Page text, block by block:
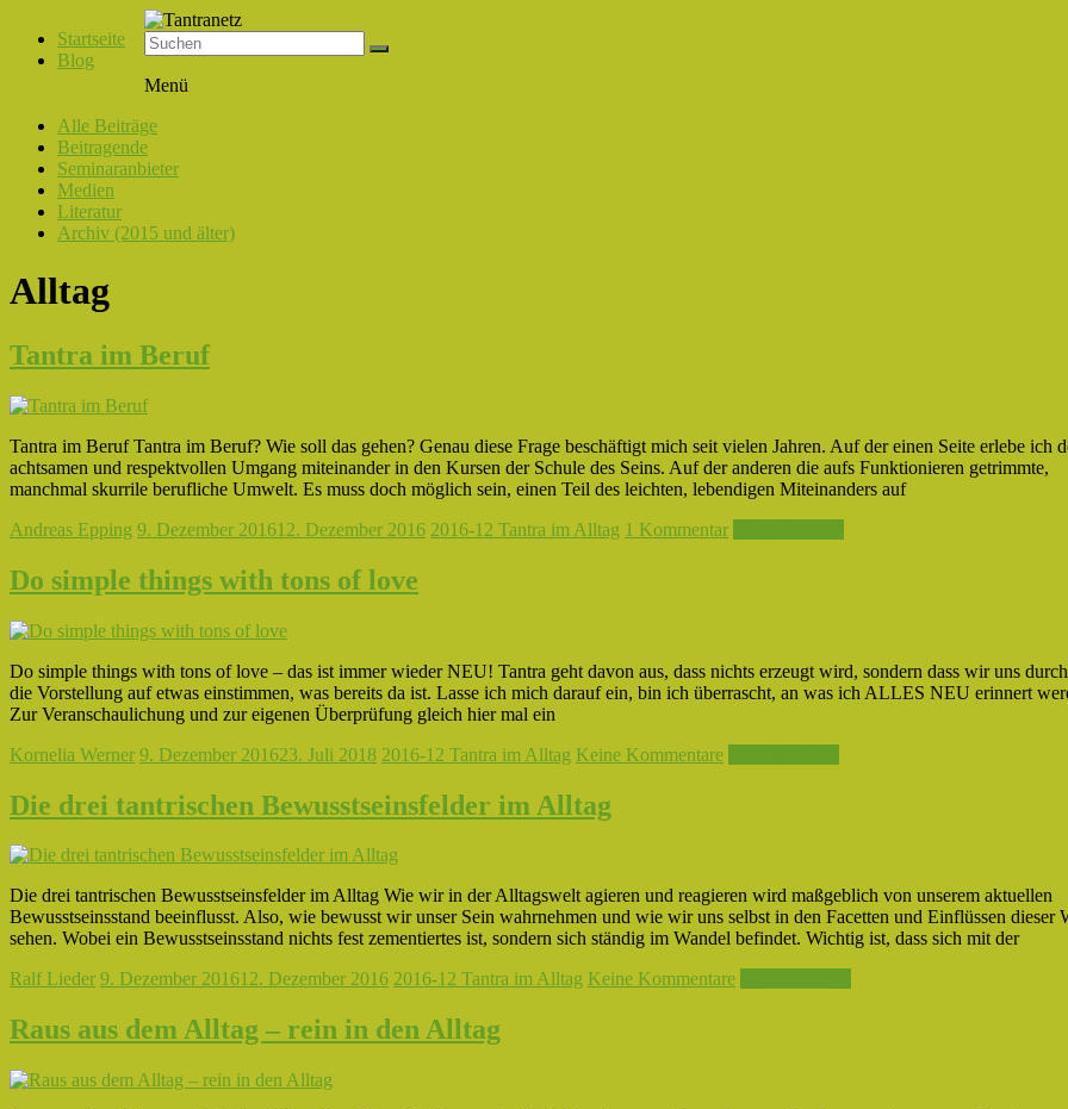
Startseite
Blog
Tantranetz
Liebe,
Eros
Tantra
Menü
Alle Beiträge
Beitragende
Seminaranbieter
Medien
Literatur
Archiv (2015 und älter)
Alltag
Tantra im Beruf
Tantra im Beruf Tantra im Beruf? Wie soll das gehen? Genau diese Frage beschäftigt mich seit vielen Jahren. Auf der einen Seite erlebe ich
achtsamen und respektvollen Umgang miteinander in den Kursen der Schule des Seins. Auf der anderen die aufs Funktionieren getrimmte,
manchmal skurrile berufliche Umwelt. Es muss doch möglich sein, einen Teil des leichten, lebendigen Miteinanders auf
Andreas Epping 9. Dezember 201612. Dezember 2016 2016-12 Tantra im Alltag 1 Kommentar
Do simple things with tons of love
Do simple things with tons of love – das ist immer wieder NEU! Tantra geht davon aus, dass nichts erzeugt wird, sondern dass wir uns durch
die Vorstellung auf etwas einstimmen, was bereits da ist. Lasse ich mich darauf ein, bin ich überrascht, an was ich ALLES NEU erinnert
Zur Veranschaulichung und zur eigenen Überprüfung gleich hier mal ein
Kornelia Werner 9. Dezember 201623. Juli 2018 2016-12 Tantra im Alltag Keine Kommentare
Die drei tantrischen Bewusstseinsfelder im Alltag
Die drei tantrischen Bewusstseinsfelder im Alltag Wie wir in der Alltagswelt agieren und reagieren wird maßgeblich von unserem aktuellen
Bewusstseinsstand beeinflusst. Also, wie bewusst wir unser Sein wahrnehmen und wie wir uns selbst in den Facetten und Einflüssen dieser
sehen. Wobei ein Bewusstseinsstand nichts fest zementiertes ist, sondern sich ständig im Wandel befindet. Wichtig ist, dass sich mit der
Ralf Lieder 9. Dezember 201612. Dezember 2016 2016-12 Tantra im Alltag Keine Kommentare
Raus aus dem Alltag – rein in den Alltag